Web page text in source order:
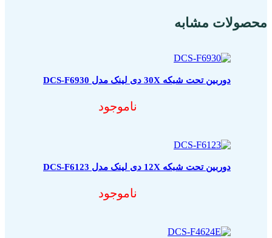
محصولات مشابه
دوربین تحت شبکه 30X دی لینک مدل DCS-F6930
ناموجود
دوربین تحت شبکه 12X دی لینک مدل DCS-F6123
ناموجود